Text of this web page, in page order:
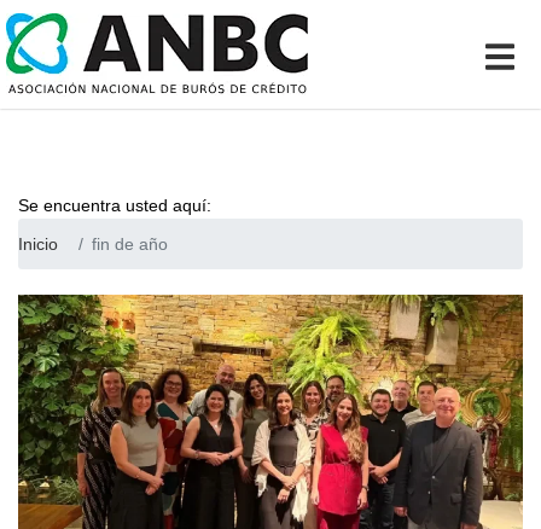
Se encuentra usted aquí:
Inicio
fin de año